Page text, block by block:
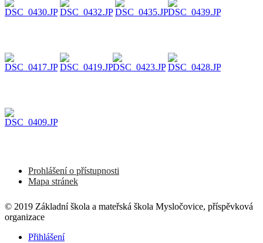
Prohlášení o přístupnosti
Mapa stránek
© 2019 Základní škola a mateřská škola Mysločovice, příspěvková
organizace
Přihlášení